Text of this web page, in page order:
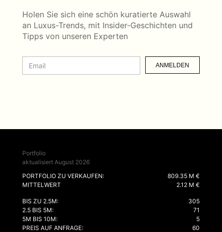
Holen Sie sich eine schön kuratierte Auswahl
an Luxus-Trends, mit Insider-Geschichten und
Tipps von unseren Experten
ANMELDEN
Portfolio
aktualisiert August 2026
PORTFOLIO ZU VERKAUFEN:
809.35 M €
MITTELWERT
2.12 M €
BIS ZU 2.5M:
305
2.5 BIS 5M:
71
5M BIS 10M:
5
PREIS AUF ANFRAGE:
60